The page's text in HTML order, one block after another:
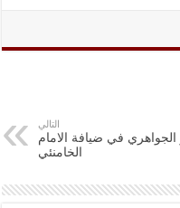
التالي
الجواهري في ضيافة الامام
الخامنئي